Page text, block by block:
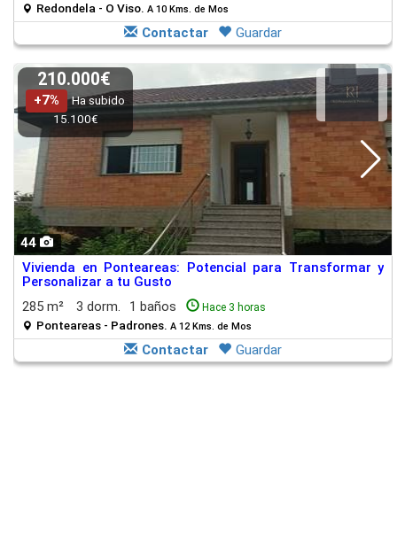
Redondela - O Viso. A 10 Kms. de Mos
Contactar Guardar
44
210.000€
+7%
Ha subido
15.100€
Vivienda en Ponteareas: Potencial para Transformar y
Personalizar a tu Gusto
285 m²
3 dorm. 1 baños Hace 3 horas
Ponteareas - Padrones. A 12 Kms. de Mos
Contactar Guardar